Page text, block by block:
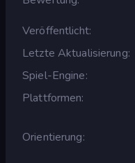
Veröffentlicht
Letzte Aktualisierung
Spiel-Engine
Plattformen
Orientierung